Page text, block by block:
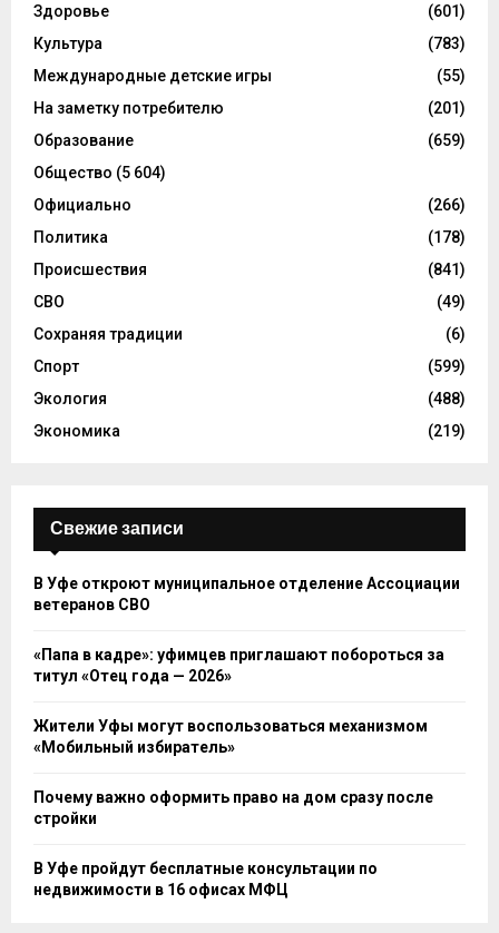
Здоровье
(601)
Культура
(783)
Международные детские игры
(55)
На заметку потребителю
(201)
Образование
(659)
Общество (5 604)
Официально
(266)
Политика
(178)
Происшествия
(841)
СВО
(49)
Сохраняя традиции
(6)
Спорт
(599)
Экология
(488)
Экономика
(219)
Свежие записи
В Уфе откроют муниципальное отделение Ассоциации
ветеранов СВО
«Папа в кадре»: уфимцев приглашают побороться за
титул «Отец года — 2026»
Жители Уфы могут воспользоваться механизмом
«Мобильный избиратель»
Почему важно оформить право на дом сразу после
стройки
В Уфе пройдут бесплатные консультации по
недвижимости в 16 офисах МФЦ